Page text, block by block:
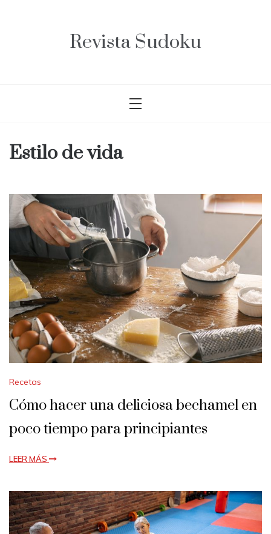
Revista Sudoku
Estilo de vida
Recetas
Cómo hacer una deliciosa bechamel en
poco tiempo para principiantes
LEER MÁS